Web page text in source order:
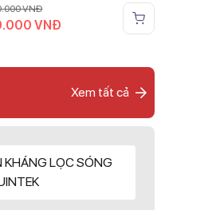
VNĐ
VNĐ
Xem tất cả
KHÁNG LỌC SÓNG